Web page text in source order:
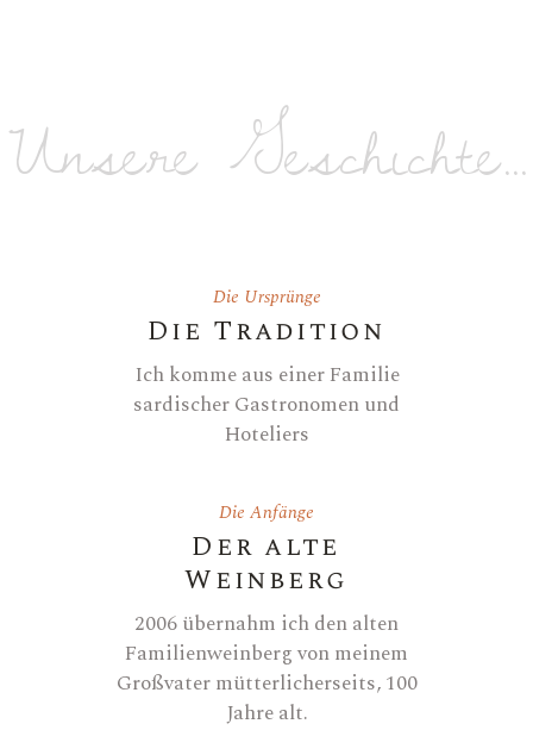
Unsere Geschichte...
Die Ursprünge
Die Tradition
Ich komme aus einer Familie
sardischer Gastronomen und
Hoteliers
Die Anfänge
Der alte
Weinberg
2006 übernahm ich den alten
Familienweinberg von meinem
Großvater mütterlicherseits, 100
Jahre alt.